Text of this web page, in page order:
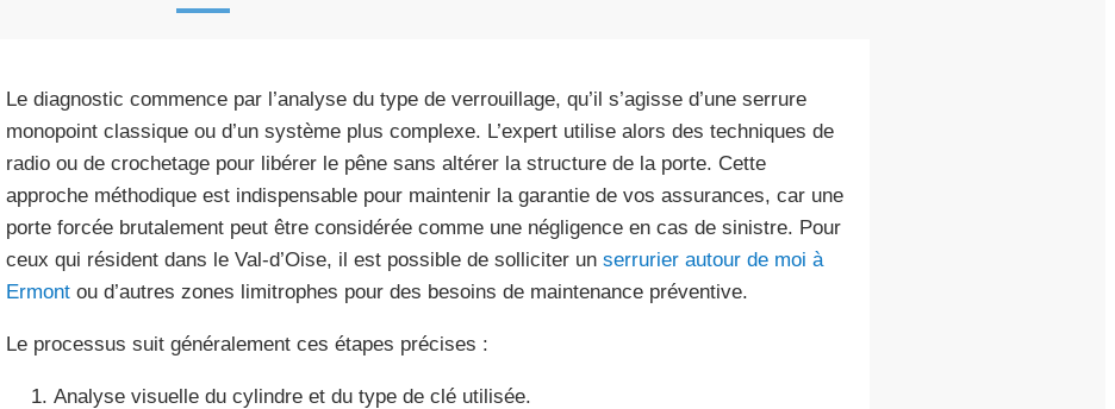
Le diagnostic commence par l’analyse du type de verrouillage, qu’il s’agisse d’une serrure
monopoint classique ou d’un système plus complexe. L’expert utilise alors des techniques de
radio ou de crochetage pour libérer le pêne sans altérer la structure de la porte. Cette
approche méthodique est indispensable pour maintenir la garantie de vos assurances, car une
porte forcée brutalement peut être considérée comme une négligence en cas de sinistre. Pour
ceux qui résident dans le Val-d’Oise, il est possible de solliciter un serrurier autour de moi à
Ermontou d’autres zones limitrophes pour des besoins de maintenance préventive.
Le processus suit généralement ces étapes précises :
Analyse visuelle du cylindre et du type de clé utilisée.